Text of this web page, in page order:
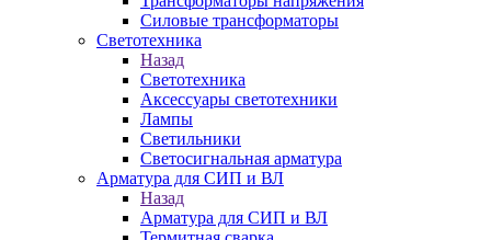
Силовые трансформаторы
Светотехника
Назад
Светотехника
Аксессуары светотехники
Лампы
Светильники
Светосигнальная арматура
Арматура для СИП и ВЛ
Назад
Арматура для СИП и ВЛ